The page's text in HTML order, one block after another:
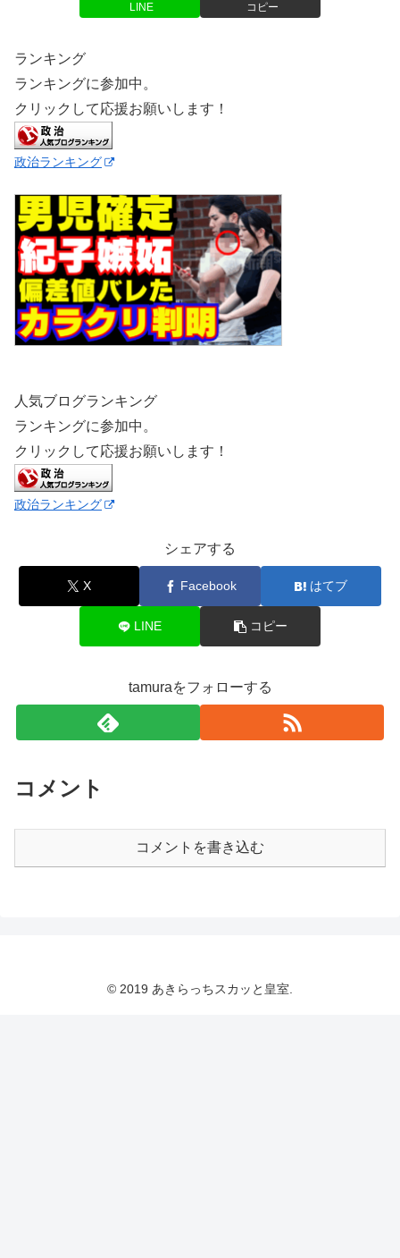
LINE コピー
ランキング
ランキングに参加中。
クリックして応援お願いします！
政治ランキング
人気ブログランキング
ランキングに参加中。
クリックして応援お願いします！
政治ランキング
シェアする
X Facebook はてブ
LINE コピー
tamuraをフォローする
コメント
コメントを書き込む
© 2019 あきらっちスカッと皇室.